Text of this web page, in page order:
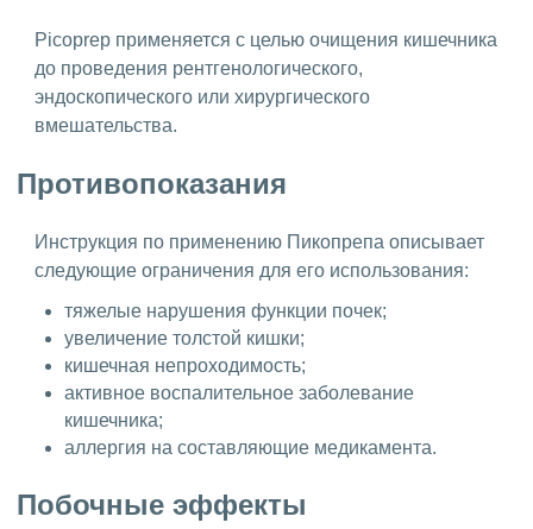
Picoprep применяется с целью очищения кишечника
до проведения рентгенологического,
эндоскопического или хирургического
вмешательства.
Противопоказания
Инструкция по применению Пикопрепа описывает
следующие ограничения для его использования:
тяжелые нарушения функции почек;
увеличение толстой кишки;
кишечная непроходимость;
активное воспалительное заболевание
кишечника;
аллергия на составляющие медикамента.
Побочные эффекты